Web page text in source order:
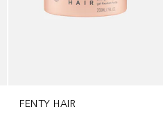
FENTY HAIR